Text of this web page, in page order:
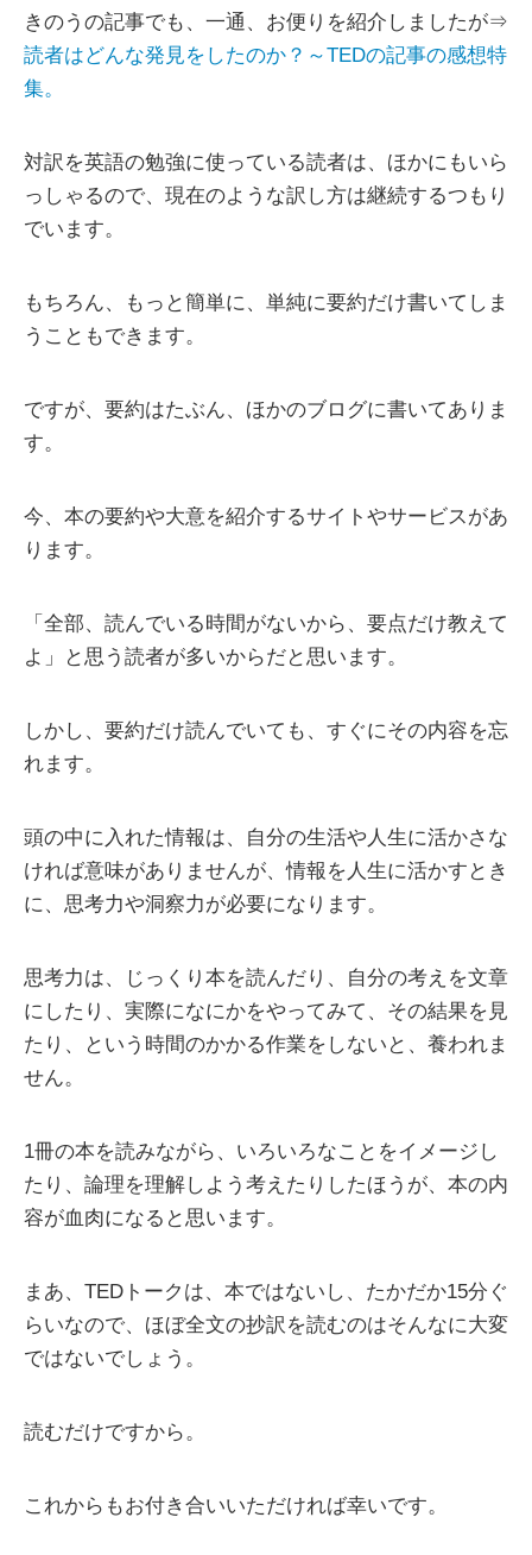
きのうの記事でも、一通、お便りを紹介しましたが⇒
読者はどんな発見をしたのか？～TEDの記事の感想特
集。
対訳を英語の勉強に使っている読者は、ほかにもいら
っしゃるので、現在のような訳し方は継続するつもり
でいます。
もちろん、もっと簡単に、単純に要約だけ書いてしま
うこともできます。
ですが、要約はたぶん、ほかのブログに書いてありま
す。
今、本の要約や大意を紹介するサイトやサービスがあ
ります。
「全部、読んでいる時間がないから、要点だけ教えて
よ」と思う読者が多いからだと思います。
しかし、要約だけ読んでいても、すぐにその内容を忘
れます。
頭の中に入れた情報は、自分の生活や人生に活かさな
ければ意味がありませんが、情報を人生に活かすとき
に、思考力や洞察力が必要になります。
思考力は、じっくり本を読んだり、自分の考えを文章
にしたり、実際になにかをやってみて、その結果を見
たり、という時間のかかる作業をしないと、養われま
せん。
1冊の本を読みながら、いろいろなことをイメージし
たり、論理を理解しよう考えたりしたほうが、本の内
容が血肉になると思います。
まあ、TEDトークは、本ではないし、たかだか15分ぐ
らいなので、ほぼ全文の抄訳を読むのはそんなに大変
ではないでしょう。
読むだけですから。
これからもお付き合いいただければ幸いです。